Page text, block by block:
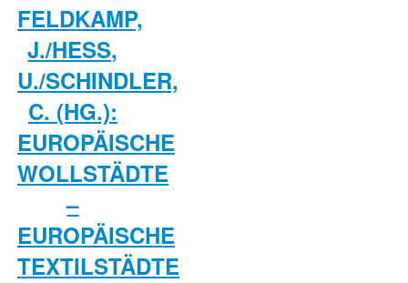
FELDKAMP,
J./HESS, U
./SCHINDLER, C
. (HG.): E
UROPÄISCHE W
OLLSTÄDTE –
E
UROPÄISCHE T
EXTILSTÄDTE